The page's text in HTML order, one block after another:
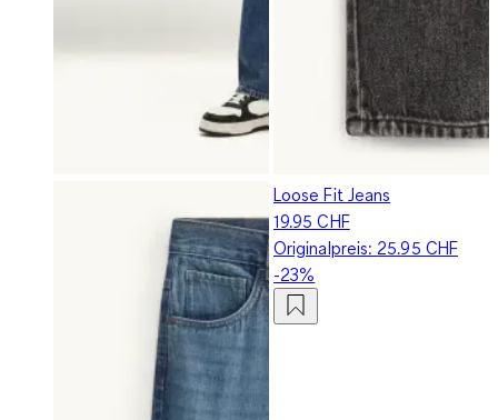
Loose Fit Jeans
19.95 CHF
Originalpreis: 25.95 CHF
-23%